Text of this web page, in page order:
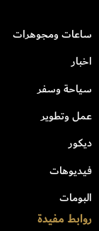
ساعات ومجوهرات
اخبار
سياحة وسفر
عمل وتطوير
ديكور
فيديوهات
البومات
روابط مفيدة